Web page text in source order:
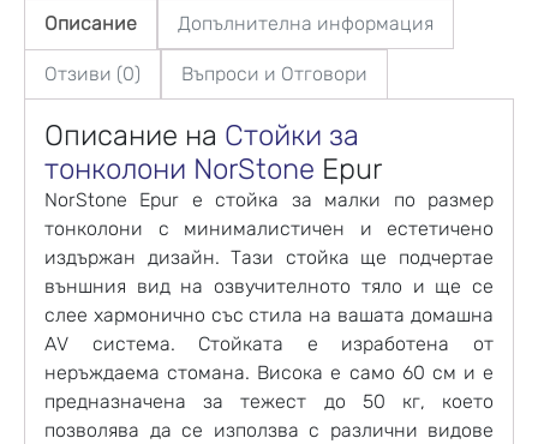
Описание Допълнителна информация
Отзиви (0) Въпроси и Отговори
Описание на Стойки за
тонколони NorStone Epur
NorStone Epur е стойка за малки по размер
тонколони с минималистичен и естетичено
издържан дизайн. Тази стойка ще подчертае
външния вид на озвучителното тяло и ще се
слее хармонично със стила на вашата домашна
AV система. Стойката е изработена от
неръждаема стомана. Висока е само 60 см и е
предназначена за тежест до 50 кг, което
позволява да се използва с различни видове